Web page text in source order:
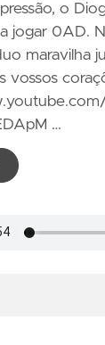
o
a jogar 0AD.
maravilha
vossos
…